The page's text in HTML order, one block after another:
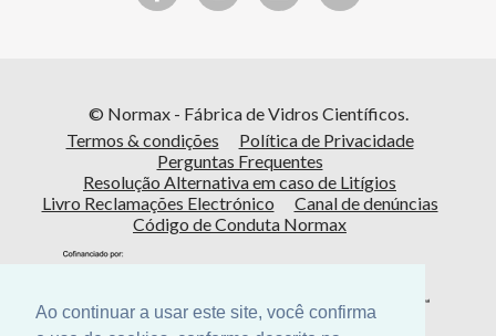
Ao continuar a usar este site, você confirma
© Normax - Fábrica de Vidros Científicos.
Termos & condições
Política de Privacidade
Perguntas Frequentes
Resolução Alternativa em caso de Litígios
Livro Reclamações Electrónico
Canal de denúncias
Código de Conduta Normax